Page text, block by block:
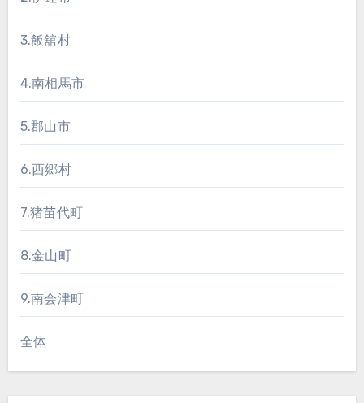
3.飯舘村
4.南相馬市
5.郡山市
6.西郷村
7.猪苗代町
8.金山町
9.南会津町
全体